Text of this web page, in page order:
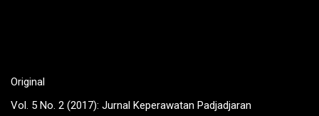
Original
Vol. 5 No. 2 (2017): Jurnal Keperawatan Padjadjaran